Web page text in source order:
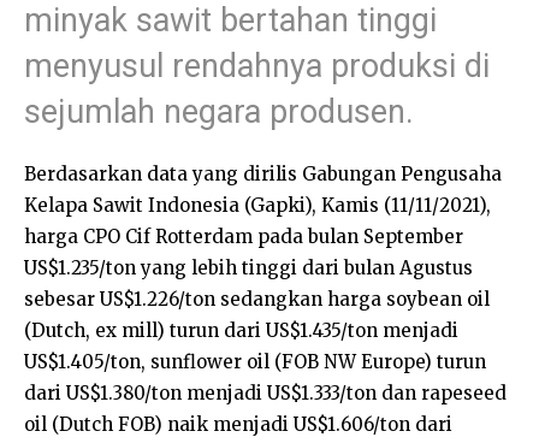
minyak sawit bertahan tinggi
menyusul rendahnya produksi di
sejumlah negara produsen.
Berdasarkan data yang dirilis Gabungan Pengusaha
Kelapa Sawit Indonesia (Gapki), Kamis (11/11/2021),
harga CPO Cif Rotterdam pada bulan September
US$1.235/ton yang lebih tinggi dari bulan Agustus
sebesar US$1.226/ton sedangkan harga soybean oil
(Dutch, ex mill) turun dari US$1.435/ton menjadi
US$1.405/ton, sunflower oil (FOB NW Europe) turun
dari US$1.380/ton menjadi US$1.333/ton dan rapeseed
oil (Dutch FOB) naik menjadi US$1.606/ton dari